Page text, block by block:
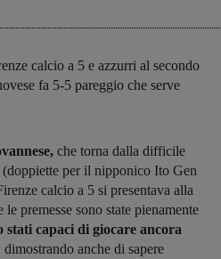
calcio a 5 e azzurri al secondo
fa 5-5 pareggio che serve
che torna dalla difficile
per il nipponico Ito Gen
calcio a 5 si presentava alla
premesse sono state pienamente
stati capaci di giocare ancora
dimostrando anche di sapere